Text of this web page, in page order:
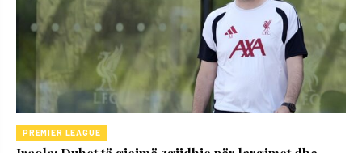
PREMIER LEAGUE